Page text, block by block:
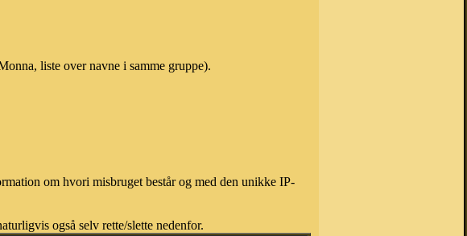
liste over navne i samme gruppe).
om hvori misbruget består og med den unikke IP-
også selv rette/slette nedenfor.